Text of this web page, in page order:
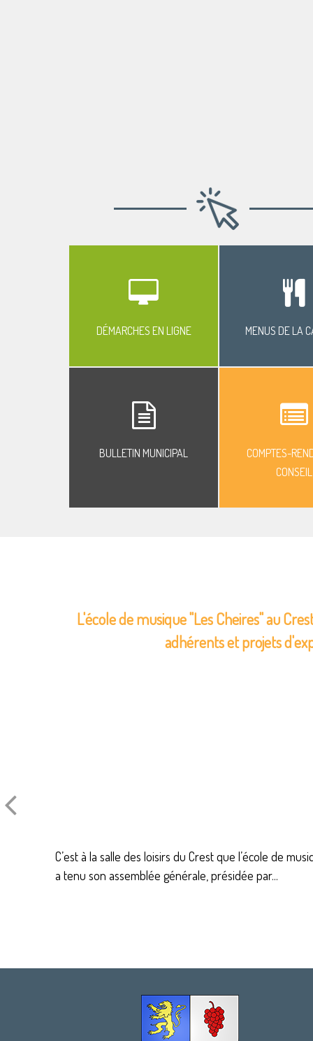
DÉMARCHES EN LIGNE MENUS DE LA
BULLETIN MUNICIPAL
COMPTES-
CONSEIL
L'école de musique "Les Cheires" au
adhérents et projets
C’est à la salle des loisirs du Crest que l’école de
a tenu son assemblée générale, présidée par...